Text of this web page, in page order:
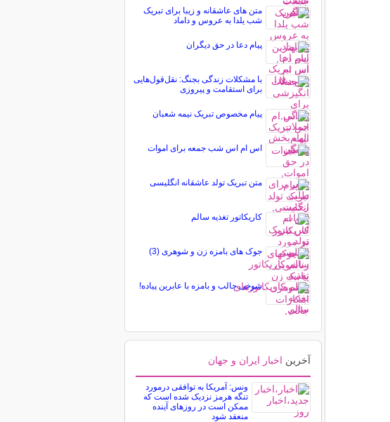
متن های عاشقانه و زیبا برای تبریک
شب یلدا به عروس و داماد
پیام دعا در حق دیگران
با مشکلات زندگی بجنگ: نقل‌قول‌هایی
برای استقامت و پیروزی
پیام مخصوص تبریک نيمه شعبان
اس ام اس شب جمعه برای اموات
متن تبریک تولد عاشقانه انگلیسی
کاریکاتور تغذیه سالم
جوک های بامزه زن و شوهری (3)
شوخی جالب و بامزه با عابرین پیاده!
آخرین اخبار ایران و جهان
ونس: آمریکا به توافقی درمورد
تنگه هرمز نزدیک شده است که
ممکن است در روزهای آینده
منعقد شود